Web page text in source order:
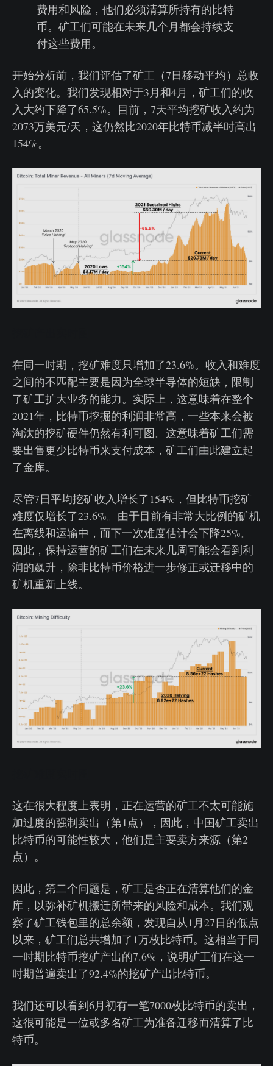
费用和风险，他们必须清算所持有的比特
币。矿工们可能在未来几个月都会持续支
付这些费用。
开始分析前，我们评估了矿工（7日移动平均）总收
入的变化。我们发现相对于3月和4月，矿工们的收
入大约下降了65.5%。目前，7天平均挖矿收入约为
2073万美元/天，这仍然比2020年比特币减半时高出
154%。
在同一时期，挖矿难度只增加了23.6%。收入和难度
之间的不匹配主要是因为全球半导体的短缺，限制
了矿工扩大业务的能力。实际上，这意味着在整个
2021年，比特币挖掘的利润非常高，一些本来会被
淘汰的挖矿硬件仍然有利可图。这意味着矿工们需
要出售更少比特币来支付成本，矿工们由此建立起
了金库。
尽管7日平均挖矿收入增长了154%，但比特币挖矿
难度仅增长了23.6%。由于目前有非常大比例的矿机
在离线和运输中，而下一次难度估计会下降25%。
因此，保持运营的矿工们在未来几周可能会看到利
润的飙升，除非比特币价格进一步修正或迁移中的
矿机重新上线。
这在很大程度上表明，正在运营的矿工不太可能施
加过度的强制卖出（第1点），因此，中国矿工卖出
比特币的可能性较大，他们是主要卖方来源（第2
点）。
因此，第二个问题是，矿工是否正在清算他们的金
库，以弥补矿机搬迁所带来的风险和成本。我们观
察了矿工钱包里的总余额，发现自从1月27日的低点
以来，矿工们总共增加了1万枚比特币。这相当于同
一时期比特币挖矿产出的7.6%，说明矿工们在这一
时期普遍卖出了92.4%的挖矿产出比特币。
我们还可以看到6月初有一笔7000枚比特币的卖出，
这很可能是一位或多名矿工为准备迁移而清算了比
特币。